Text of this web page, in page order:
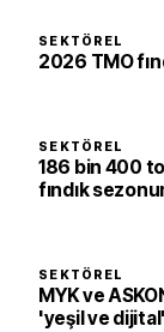
SEKTÖREL
2026 TMO
SEKTÖREL
186 bin 400
fındık
SEKTÖREL
MYK ve
'yeşil ve